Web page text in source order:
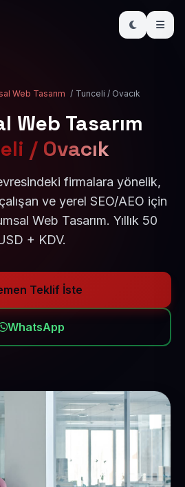
Web Tasarım / Tunceli / Ovacık
Web Tasarım
/ Ovacık
firmalara yönelik,
ve yerel SEO/AEO için
Web Tasarım. Yıllık 50
+ KDV.
Teklif İste
WhatsApp